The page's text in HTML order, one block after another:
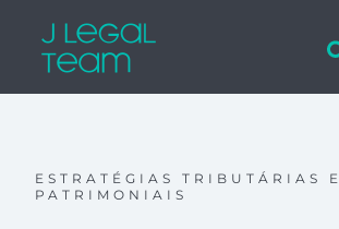
ESTRATÉGIAS TRIBUTÁRIAS E
PATRIMONIAIS